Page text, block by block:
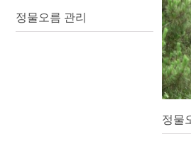
정물오름 관리
정물